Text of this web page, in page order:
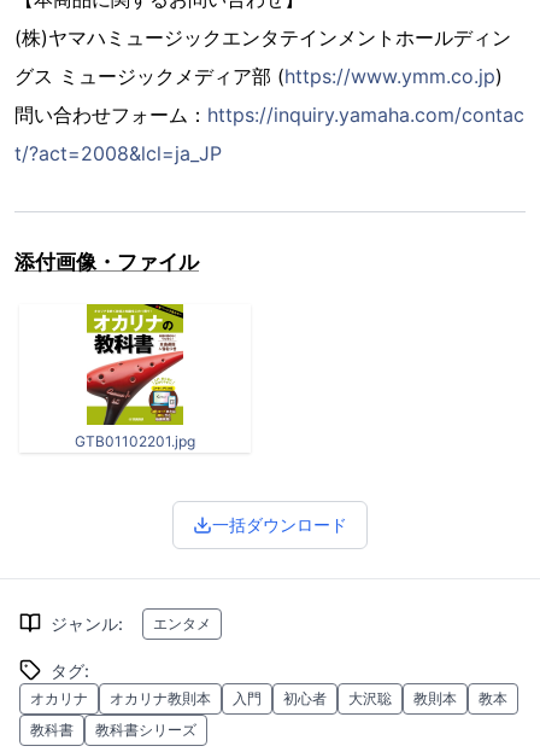
(株)ヤマハミュージックエンタテインメントホールディン
グス ミュージックメディア部 (https://www.ymm.co.jp)
問い合わせフォーム： https://inquiry.yamaha.com/contac
t/?act=2008&lcl=ja_JP
添付画像・ファイル
GTB01102201.jpg
一括ダウンロード
ジャンル: エンタメ
タグ:
オカリナ オカリナ教則本 入門 初心者 大沢聡 教則本
教本
教科書
教科書シリーズ